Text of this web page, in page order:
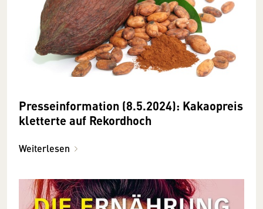
Presseinformation (8.5.2024): Kakaopreis
kletterte auf Rekordhoch
Weiterlesen